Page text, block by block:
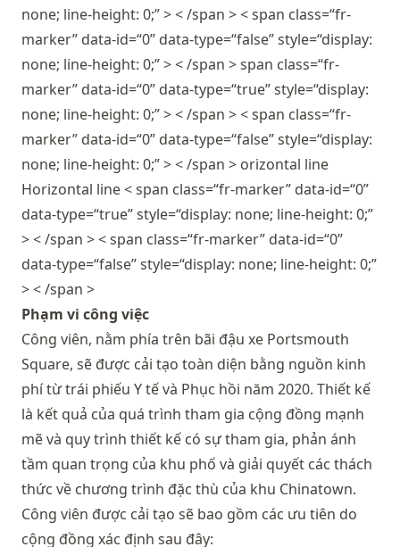
none; line-height: 0;” > < /span > < span class=“fr-
marker” data-id=“0” data-type=“false” style=“display:
none; line-height: 0;” > < /span > span class=“fr-
marker” data-id=“0” data-type=“true” style=“display:
none; line-height: 0;” > < /span > < span class=“fr-
marker” data-id=“0” data-type=“false” style=“display:
none; line-height: 0;” > < /span > orizontal line
Horizontal line < span class=“fr-marker” data-id=“0”
data-type=“true” style=“display: none; line-height: 0;”
> < /span > < span class=“fr-marker” data-id=“0”
data-type=“false” style=“display: none; line-height: 0;”
> < /span >
Phạm vi công việc
Công viên, nằm phía trên bãi đậu xe Portsmouth
Square, sẽ được cải tạo toàn diện bằng nguồn kinh
phí từ trái phiếu Y tế và Phục hồi năm 2020. Thiết kế
là kết quả của quá trình tham gia cộng đồng mạnh
mẽ và quy trình thiết kế có sự tham gia, phản ánh
tầm quan trọng của khu phố và giải quyết các thách
thức về chương trình đặc thù của khu Chinatown.
Công viên được cải tạo sẽ bao gồm các ưu tiên do
cộng đồng xác định sau đây: